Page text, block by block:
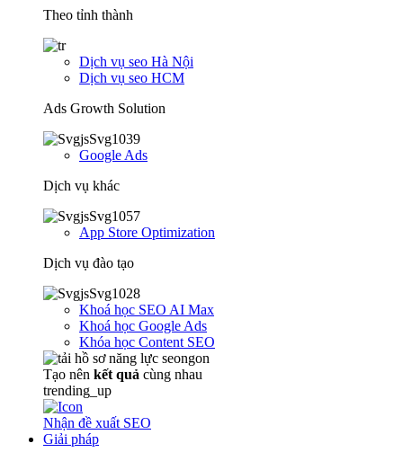
Theo tỉnh thành
Dịch vụ seo Hà Nội
Dịch vụ seo HCM
Ads Growth Solution
Google Ads
Dịch vụ khác
App Store Optimization
Dịch vụ đào tạo
Khoá học SEO AI Max
Khoá học Google Ads
Khóa học Content SEO
Tạo nên kết quả cùng nhau
trending_up
Nhận đề xuất SEO
Giải pháp